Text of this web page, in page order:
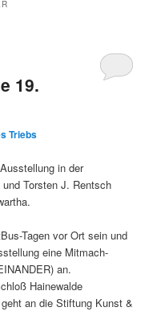
19.
Triebs
in der
Torsten J. Rentsch
Tagen vor Ort sein und
eine Mitmach-
an.
Hainewalde
an die Stiftung Kunst &